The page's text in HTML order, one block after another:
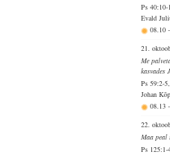
Ps
Evald
08.10-
21.
Me
kasvades
Ps 59:2-
Johan
08.13-
22.
Maa peal
Ps